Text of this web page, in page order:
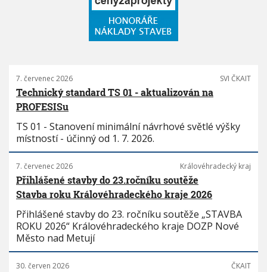
7. červenec 2026 SVI ČKAIT
Technický standard TS 01 - aktualizován na
PROFESISu
TS 01 - Stanovení minimální návrhové světlé výšky
místností - účinný od 1. 7. 2026.
7. červenec 2026 Královéhradecký kraj
Přihlášené stavby do 23.ročníku soutěže
Stavba roku Královéhradeckého kraje 2026
Přihlášené stavby do 23. ročníku soutěže „STAVBA
ROKU 2026“ Královéhradeckého kraje DOZP Nové
Město nad Metují
30. červen 2026 ČKAIT